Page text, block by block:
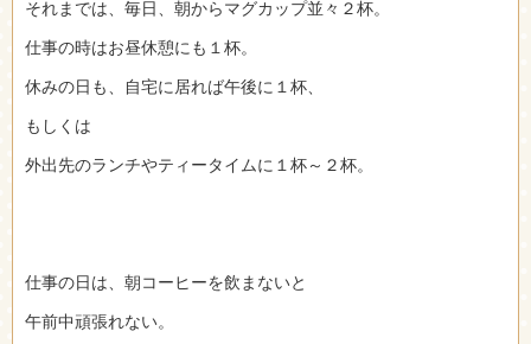
それまでは、毎日、朝からマグカップ並々２杯。
仕事の時はお昼休憩にも１杯。
休みの日も、自宅に居れば午後に１杯、
もしくは
外出先のランチやティータイムに１杯～２杯。
仕事の日は、朝コーヒーを飲まないと
午前中頑張れない。